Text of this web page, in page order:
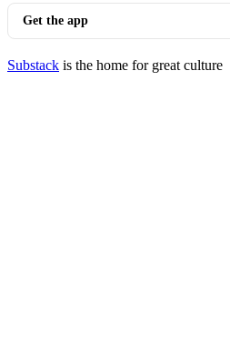
Get the app
Substack is the home for great culture